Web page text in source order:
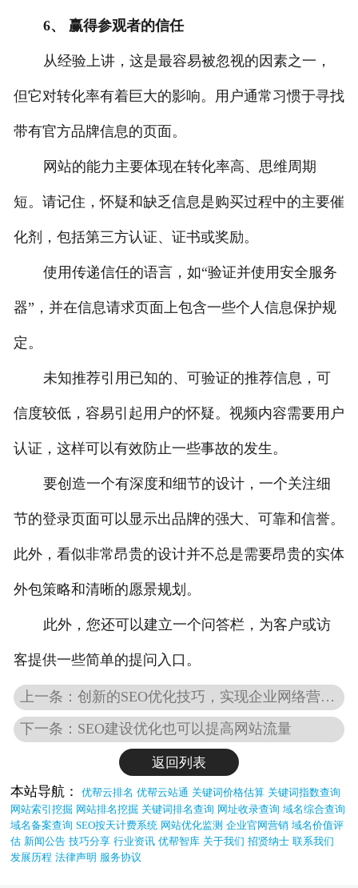
6、 赢得参观者的信任
从经验上讲，这是最容易被忽视的因素之一，
但它对转化率有着巨大的影响。用户通常习惯于寻找
带有官方品牌信息的页面。
网站的能力主要体现在转化率高、思维周期
短。请记住，怀疑和缺乏信息是购买过程中的主要催
化剂，包括第三方认证、证书或奖励。
使用传递信任的语言，如“验证并使用安全服务
器”，并在信息请求页面上包含一些个人信息保护规
定。
未知推荐引用已知的、可验证的推荐信息，可
信度较低，容易引起用户的怀疑。视频内容需要用户
认证，这样可以有效防止一些事故的发生。
要创造一个有深度和细节的设计，一个关注细
节的登录页面可以显示出品牌的强大、可靠和信誉。
此外，看似非常昂贵的设计并不总是需要昂贵的实体
外包策略和清晰的愿景规划。
此外，您还可以建立一个问答栏，为客户或访
客提供一些简单的提问入口。
上一条：创新的SEO优化技巧，实现企业网络营销的梦想
下一条：SEO建设优化也可以提高网站流量
返回列表
本站导航：
优帮云排名 优帮云站通 关键词价格估算 关键词指数查询
网站索引挖掘 网站排名挖掘 关键词排名查询 网址收录查询 域名综合查询
域名备案查询 SEO按天计费系统 网站优化监测 企业官网营销 域名价值评
估 新闻公告 技巧分享 行业资讯 优帮智库 关于我们 招贤纳士 联系我们
发展历程 法律声明 服务协议